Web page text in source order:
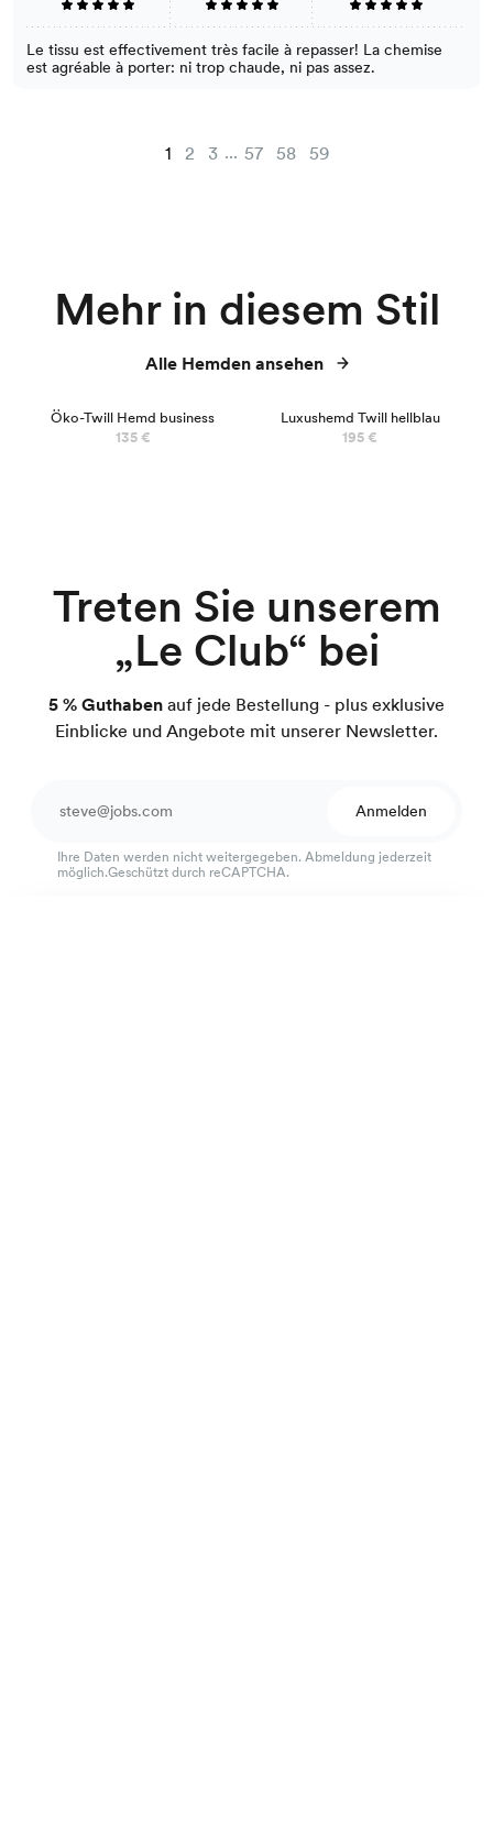
Le tissu est effectivement très facile à repasser! La chemise
est agréable à porter: ni trop chaude, ni pas assez.
1 2 3 ... 57 58 59
Mehr in diesem Stil
Alle Hemden ansehen
Öko-Twill Hemd business
135 €
Luxushemd Twill hellblau
195 €
Treten Sie unserem
„Le Club“ bei
5 % Guthaben auf jede Bestellung - plus exklusive
Einblicke und Angebote mit unserer Newsletter.
Anmelden
Ihre Daten werden nicht weitergegeben. Abmeldung jederzeit
möglich.Geschützt durch reCAPTCHA.